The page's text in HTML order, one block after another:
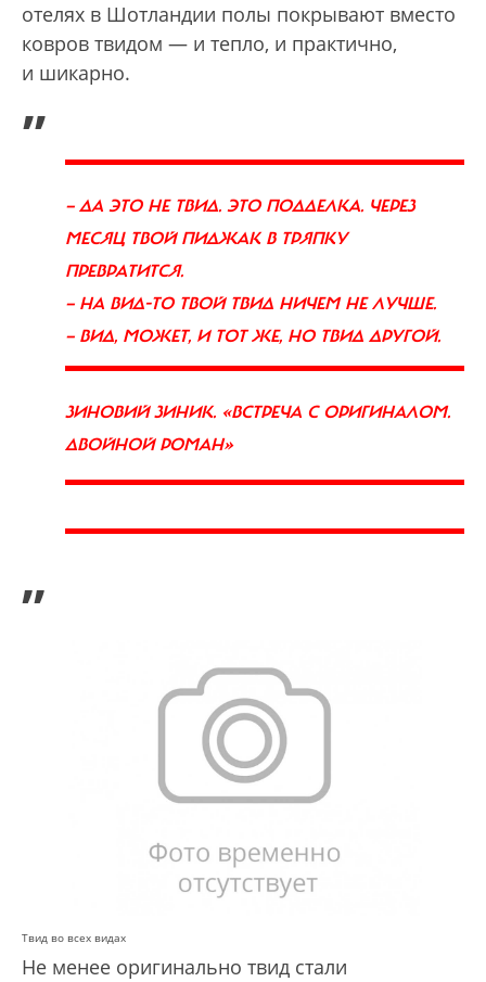
отелях в Шотландии полы покрывают вместо
ковров твидом — и тепло, и практично,
и шикарно.
„
— ДА ЭТО НЕ ТВИД. ЭТО ПОДДЕЛКА. ЧЕРЕЗ
МЕСЯЦ ТВОЙ ПИДЖАК В ТРЯПКУ
ПРЕВРАТИТСЯ.
— НА ВИД-ТО ТВОЙ ТВИД НИЧЕМ НЕ ЛУЧШЕ.
— ВИД, МОЖЕТ, И ТОТ ЖЕ, НО ТВИД ДРУГОЙ.
ЗИНОВИЙ ЗИНИК. «ВСТРЕЧА С ОРИГИНАЛОМ.
ДВОЙНОЙ РОМАН»
”
Твид во всех видах
Не менее оригинально твид стали